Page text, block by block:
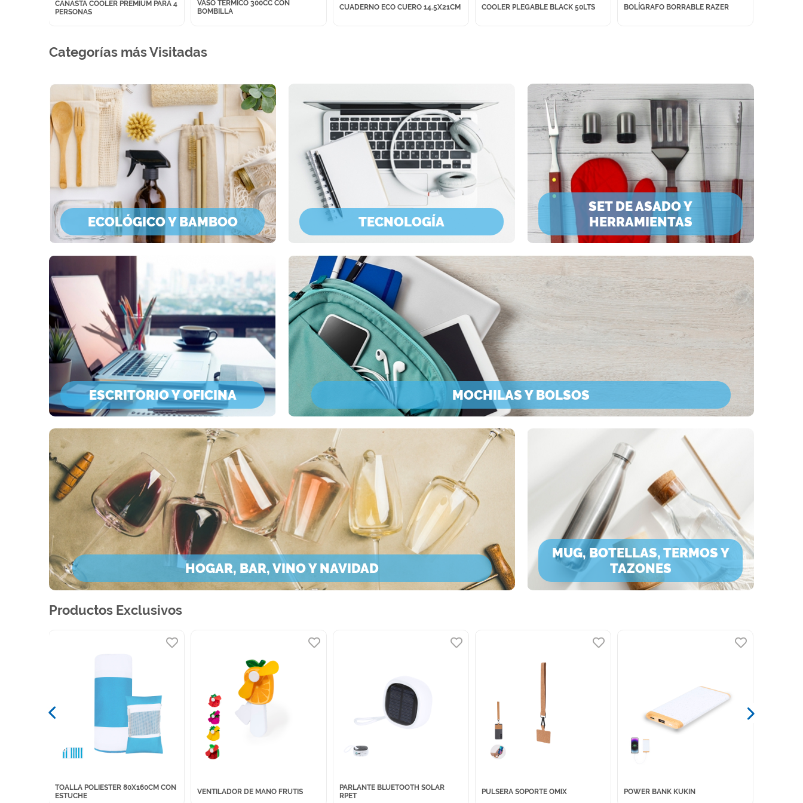
CANASTA COOLER PREMIUM PARA 4
PERSONAS
VASO TÉRMICO 300CC CON
BOMBILLA
CUADERNO ECO CUERO 14.5X21CM COOLER PLEGABLE BLACK 50LTS BOLÍGRAFO BORRABLE RAZER
Categorías más Visitadas
ECOLÓGICO Y BAMBOO TECNOLOGÍA
SET DE ASADO Y
HERRAMIENTAS
ESCRITORIO Y OFICINA MOCHILAS Y BOLSOS
HOGAR, BAR, VINO Y NAVIDAD
MUG, BOTELLAS, TERMOS Y
TAZONES
Productos Exclusivos
TOALLA POLIESTER 80X160CM CON
ESTUCHE
VENTILADOR DE MANO FRUTIS
PARLANTE BLUETOOTH SOLAR
RPET
PULSERA SOPORTE OMIX POWER BANK KUKIN